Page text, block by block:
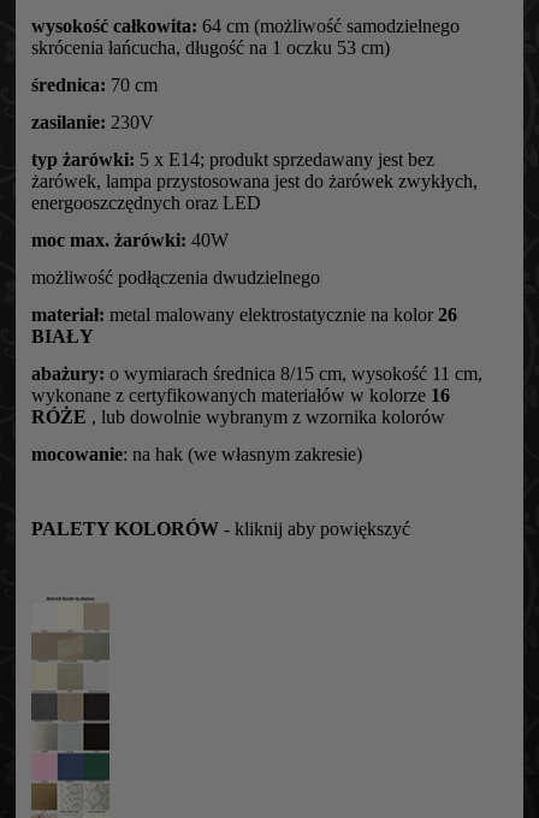
wysokość całkowita: 64 cm (możliwość samodzielnego
skrócenia łańcucha, długość na 1 oczku 53 cm)
średnica: 70 cm
zasilanie: 230V
typ żarówki: 5 x E14; produkt sprzedawany jest bez
żarówek, lampa przystosowana jest do żarówek zwykłych,
energooszczędnych oraz LED
moc max. żarówki: 40W
możliwość podłączenia dwudzielnego
materiał: metal malowany elektrostatycznie na kolor 26
BIAŁY
abażury: o wymiarach średnica 8/15 cm, wysokość 11 cm,
wykonane z certyfikowanych materiałów w kolorze 16
RÓŻE , lub dowolnie wybranym z wzornika kolorów
mocowanie: na hak (we własnym zakresie)
PALETY KOLORÓW - kliknij aby powiększyć